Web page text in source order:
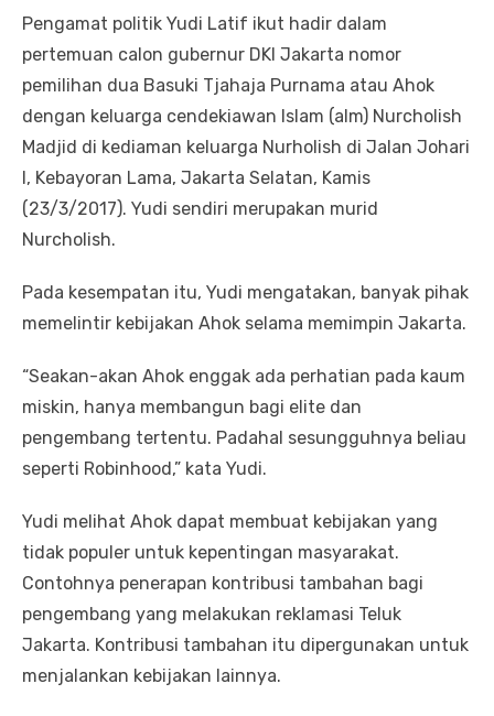
Pengamat politik Yudi Latif ikut hadir dalam
pertemuan calon gubernur DKI Jakarta nomor
pemilihan dua Basuki Tjahaja Purnama atau Ahok
dengan keluarga cendekiawan Islam (alm) Nurcholish
Madjid di kediaman keluarga Nurholish di Jalan Johari
I, Kebayoran Lama, Jakarta Selatan, Kamis
(23/3/2017). Yudi sendiri merupakan murid
Nurcholish.
Pada kesempatan itu, Yudi mengatakan, banyak pihak
memelintir kebijakan Ahok selama memimpin Jakarta.
“Seakan-akan Ahok enggak ada perhatian pada kaum
miskin, hanya membangun bagi elite dan
pengembang tertentu. Padahal sesungguhnya beliau
seperti Robinhood,” kata Yudi.
Yudi melihat Ahok dapat membuat kebijakan yang
tidak populer untuk kepentingan masyarakat.
Contohnya penerapan kontribusi tambahan bagi
pengembang yang melakukan reklamasi Teluk
Jakarta. Kontribusi tambahan itu dipergunakan untuk
menjalankan kebijakan lainnya.